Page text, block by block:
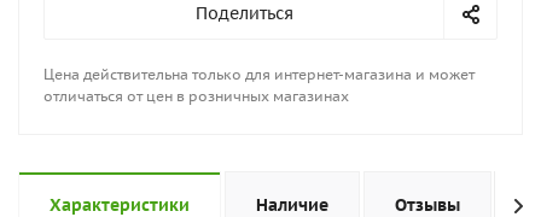
Поделиться
Цена действительна только для интернет-магазина и может
отличаться от цен в розничных магазинах
Характеристики Наличие Отзывы